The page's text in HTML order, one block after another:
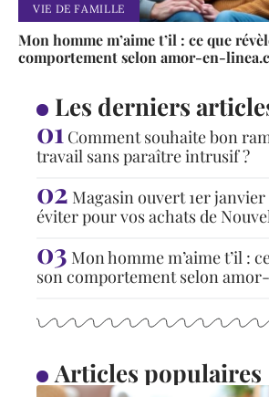
VIE DE FAMILLE
Mon homme m’aime t’il : ce que
comportement selon amor-en-
Les derniers
Comment souhaite bon
travail sans paraître intrusif ?
Magasin ouvert 1er
éviter pour vos achats de
Mon homme m’aime t’il :
son comportement selon
Articles populaires